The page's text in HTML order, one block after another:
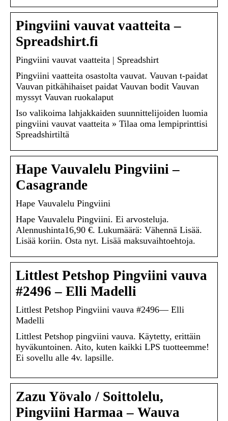
Pingviini vauvat vaatteita –
Spreadshirt.fi
Pingviini vauvat vaatteita | Spreadshirt
Pingviini vaatteita osastolta vauvat. Vauvan t-paidat
Vauvan pitkähihaiset paidat Vauvan bodit Vauvan
myssyt Vauvan ruokalaput
Iso valikoima lahjakkaiden suunnittelijoiden luomia
pingviini vauvat vaatteita » Tilaa oma lempiprinttisi
Spreadshirtiltä
Hape Vauvalelu Pingviini –
Casagrande
Hape Vauvalelu Pingviini
Hape Vauvalelu Pingviini. Ei arvosteluja.
Alennushinta16,90 €. Lukumäärä: Vähennä Lisää.
Lisää koriin. Osta nyt. Lisää maksuvaihtoehtoja.
Littlest Petshop Pingviini vauva
#2496 – Elli Madelli
Littlest Petshop Pingviini vauva #2496— Elli
Madelli
Littlest Petshop pingviini vauva. Käytetty, erittäin
hyväkuntoinen. Aito, kuten kaikki LPS tuotteemme!
Ei sovellu alle 4v. lapsille.
Zazu Yövalo / Soittolelu,
Pingviini Harmaa – Wauva